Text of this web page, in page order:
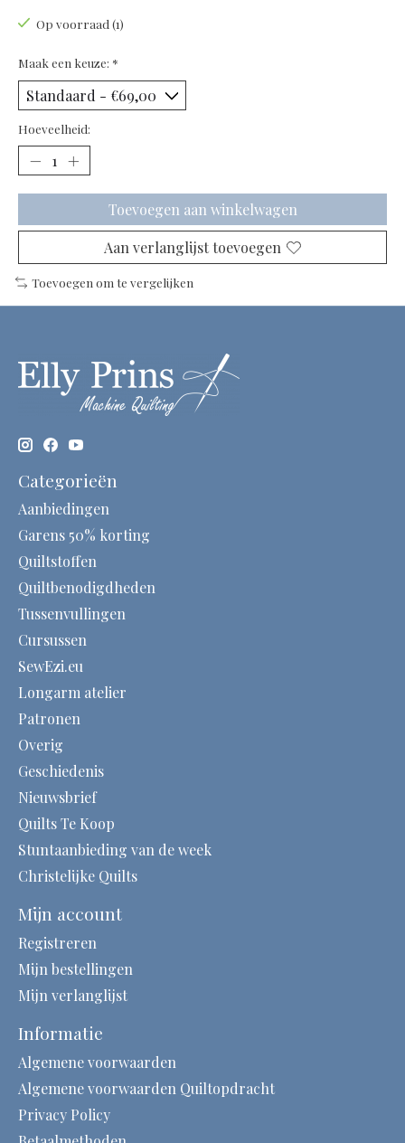
Op voorraad (1)
Maak een keuze: *
Hoeveelheid:
Toevoegen aan winkelwagen
Aan verlanglijst toevoegen
Toevoegen om te vergelijken
Categorieën
Aanbiedingen
Garens 50% korting
Quiltstoffen
Quiltbenodigdheden
Tussenvullingen
Cursussen
SewEzi.eu
Longarm atelier
Patronen
Overig
Geschiedenis
Nieuwsbrief
Quilts Te Koop
Stuntaanbieding van de week
Christelijke Quilts
Mijn account
Registreren
Mijn bestellingen
Mijn verlanglijst
Informatie
Algemene voorwaarden
Algemene voorwaarden Quiltopdracht
Privacy Policy